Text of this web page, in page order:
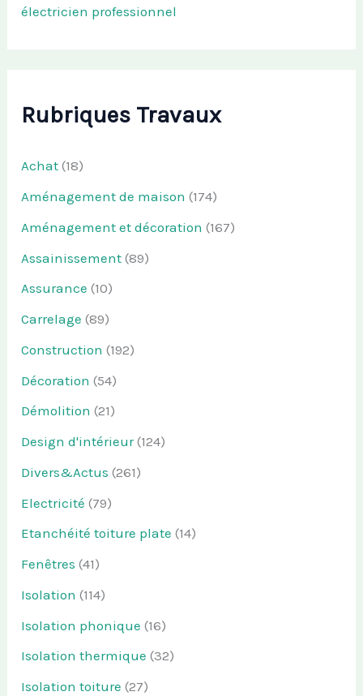
électricien professionnel
Rubriques Travaux
Achat (18)
Aménagement de maison (174)
Aménagement et décoration (167)
Assainissement (89)
Assurance (10)
Carrelage (89)
Construction (192)
Décoration (54)
Démolition (21)
Design d'intérieur(124)
Divers&Actus (261)
Electricité (79)
Etanchéité toiture plate (14)
Fenêtres (41)
Isolation (114)
Isolation phonique (16)
Isolation thermique (32)
Isolation toiture (27)